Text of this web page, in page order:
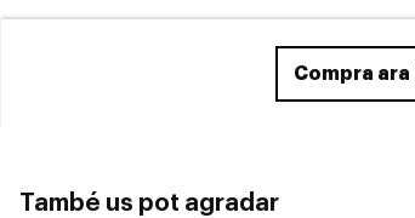
Compra ara
També us pot agradar